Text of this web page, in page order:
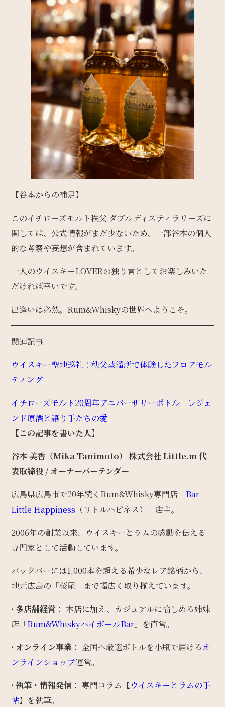
【谷本からの補足】
このイチローズモルト秩父 ダブルディスティラリーズに
関しては、公式情報がまだ少ないため、一部谷本の個人
的な考察や妄想が含まれています。
一人のウイスキーLOVERの独り言としてお楽しみいた
だければ幸いです。
出逢いは必然。Rum&Whiskyの世界へようこそ。
関連記事
ウイスキー聖地巡礼！秩父蒸溜所で体験したフロアモル
ティング
イチローズモルト20周年アニバーサリーボトル｜レジェ
ンド原酒と語り手たちの愛
【この記事を書いた人】
谷本 美香（Mika Tanimoto）
株式会社 Little.m 代
表取締役 / オーナーバーテンダー
広島県広島市で20年続くRum&Whisky専門店「Bar
Little Happiness （リトルハピネス）」店主。
2006年の創業以来、ウイスキーとラムの感動を伝える
専門家として活動しています。
バックバーには1,000本を超える希少なレア銘柄から、
地元広島の「桜尾」まで幅広く取り揃えています。
• 多店舗経営： 本店に加え、カジュアルに愉しめる姉妹
店「Rum&WhiskyハイボールBar 」を直営。
• オンライン事業： 全国へ厳選ボトルを小瓶で届けるオ
ンラインショップ運営。
•執筆・情報発信： 専門コラム【ウイスキーとラムの手
帖】を執筆。